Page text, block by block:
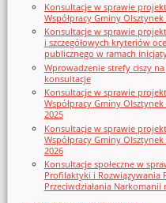
Konsultacje w sprawie
Współpracy Gminy
Konsultacje w sprawie
i szczegółowych kryteriów
publicznego w ramach
Wprowadzenie strefy ciszy
konsultacje
Konsultacje w sprawie
Współpracy Gminy
2025
Konsultacje w sprawie
Współpracy Gminy
2026
Konsultacje społeczne w
Profilaktyki i Rozwiązywania
Przeciwdziałania Narkomanii